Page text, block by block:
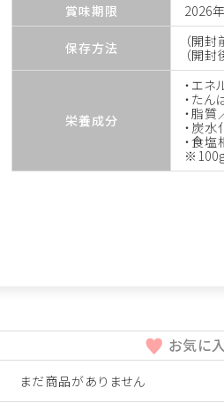
賞味期限
2026
保存方法
（開
（開
栄養成分
・エ
・たん
・脂質
・炭
・食
お気に
まだ商品がありません